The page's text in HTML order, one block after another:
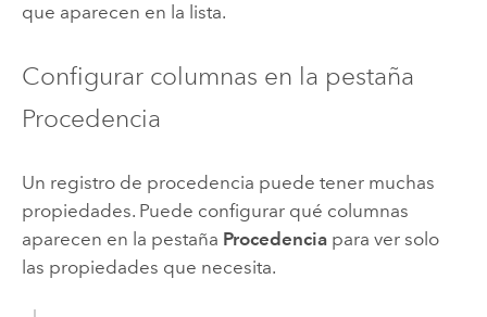
que aparecen en la lista.
Configurar columnas en la pestaña
Procedencia
Un registro de procedencia puede tener muchas
propiedades. Puede configurar qué columnas
aparecen en la pestaña Procedenciapara ver solo
las propiedades que necesita.